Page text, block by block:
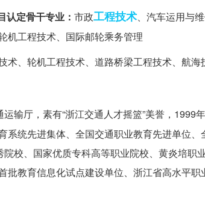
定骨干专业： 市政工程技术、汽车运用与
机工程技术、国际邮轮乘务管理
术、轮机工程技术、道路桥梁工程技术、航海
运输厅，素有“浙江交通人才摇篮”美誉，1999
统先进集体、全国交通职业教育先进单位
校、国家优质专科高等职业院校、黄炎培职
教育信息化试点建设单位、浙江省高水平